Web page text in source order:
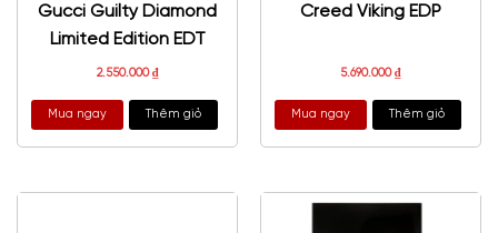
Gucci Guilty Diamond
Limited Edition EDT
2.550.000₫
Mua ngay Thêm giỏ
Creed Viking EDP
5.690.000₫
Mua ngay Thêm giỏ